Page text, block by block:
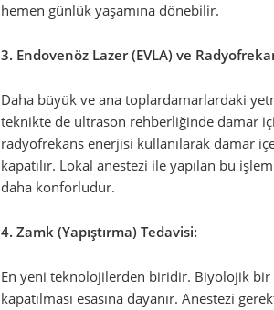
hemen günlük yaşamına dönebilir.
3. Endovenöz Lazer (EVLA) ve
Daha büyük ve ana toplardamarlardaki
teknikte de ultrason rehberliğinde damar
radyofrekans enerjisi kullanılarak damar
kapatılır. Lokal anestezi ile yapılan bu
daha konforludur.
4. Zamk (Yapıştırma) Tedavisi:
En yeni teknolojilerden biridir. Biyolojik bir
kapatılması esasına dayanır. Anestezi